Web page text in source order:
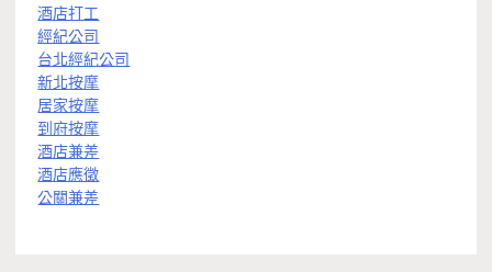
酒店打工
經紀公司
台北經紀公司
新北按摩
居家按摩
到府按摩
酒店兼差
酒店應徵
公關兼差